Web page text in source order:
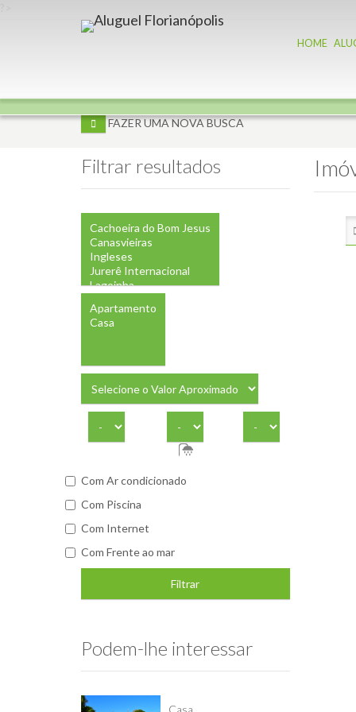
HOME
FAZER UMA NOVA BUSCA
Filtrar resultados
Com Ar condicionado
Com Piscina
Com Internet
Com Frente ao mar
Filtrar
Podem-lhe interessar
Casa